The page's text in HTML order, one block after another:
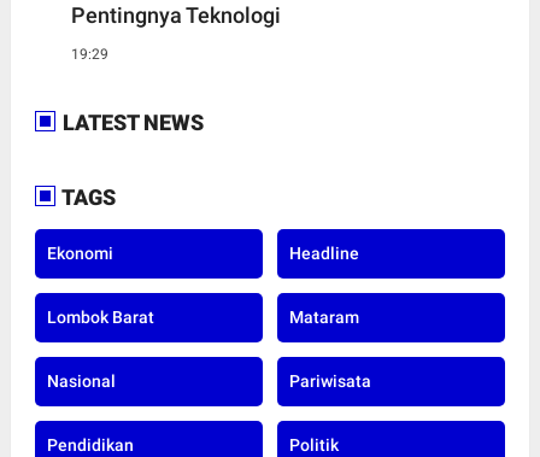
Pentingnya Teknologi
19:29
LATEST NEWS
TAGS
Ekonomi Headline
Lombok Barat Mataram
Nasional Pariwisata
Pendidikan Politik